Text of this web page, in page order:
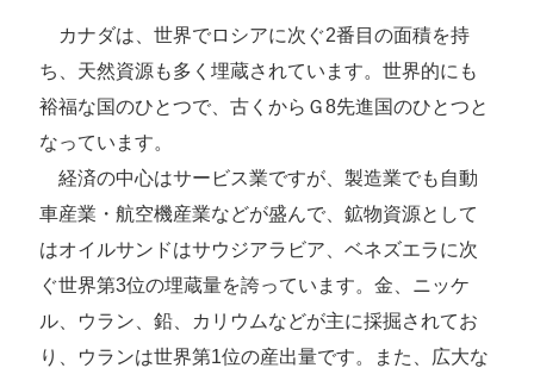
カナダは、世界でロシアに次ぐ2番目の面積を持
ち、天然資源も多く埋蔵されています。世界的にも
裕福な国のひとつで、古くからＧ8先進国のひとつと
なっています。
経済の中心はサービス業ですが、製造業でも自動
車産業・航空機産業などが盛んで、鉱物資源として
はオイルサンドはサウジアラビア、ベネズエラに次
ぐ世界第3位の埋蔵量を誇っています。金、ニッケ
ル、ウラン、鉛、カリウムなどが主に採掘されてお
り、ウランは世界第1位の産出量です。また、広大な